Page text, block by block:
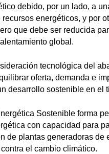
debido, por un lado, a
recursos energéticos, y por
que debe ser reducida
global.
tecnológica del
oferta, demanda e
desarrollo sostenible en el
Sostenible forma
con capacidad para
de plantas generadoras de
el cambio climático.